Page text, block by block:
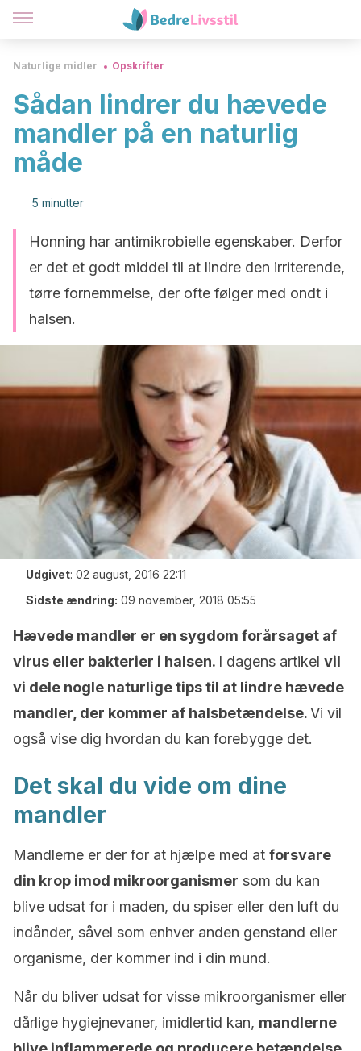
Naturlige midler Opskrifter
Sådan lindrer du hævede
mandler på en naturlig
måde
5 minutter
Honning har antimikrobielle egenskaber. Derfor
er det et godt middel til at lindre den irriterende,
tørre fornemmelse, der ofte følger med ondt i
halsen.
Udgivet: 02 august, 2016 22:11
Sidste ændring: 09 november, 2018 05:55
Hævede mandler er en sygdom forårsaget af
virus eller bakterier i halsen. I dagens artikel vil
vi dele nogle naturlige tips til at lindre hævede
mandler, der kommer af halsbetændelse.Vi vil
også vise dig hvordan du kan forebygge det.
Det skal du vide om dine
mandler
Mandlerne er der for at hjælpe med at forsvare
din krop imod mikroorganismer som du kan
blive udsat for i maden, du spiser eller den luft du
indånder, såvel som enhver anden genstand eller
organisme, der kommer ind i din mund.
Når du bliver udsat for visse mikroorganismer eller
dårlige hygiejnevaner, imidlertid kan, mandlerne